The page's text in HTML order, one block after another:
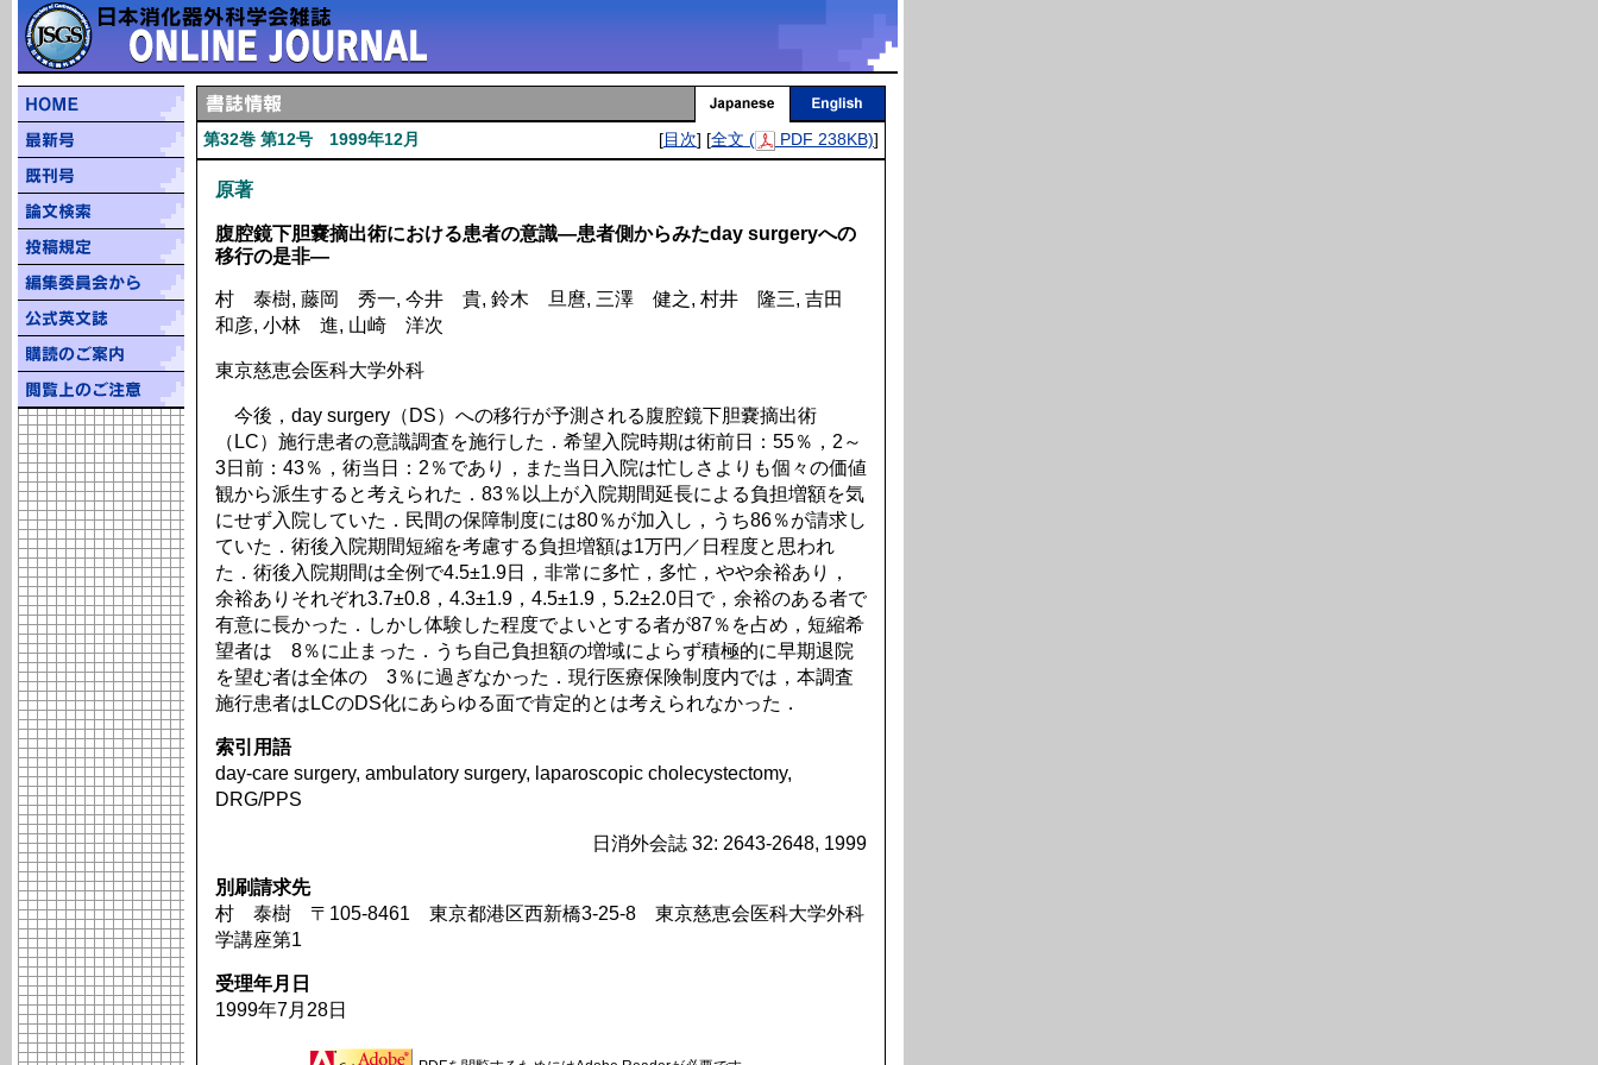
第32巻 第12号 1999年12月 [目次] [全文 ( PDF 238KB)]
原著
腹腔鏡下胆嚢摘出術における患者の意識―患者側からみたday surgeryへの
移行の是非―
村 泰樹, 藤岡 秀一, 今井 貴, 鈴木 旦麿, 三澤 健之, 村井 隆三, 吉田
和彦, 小林 進, 山崎 洋次
東京慈恵会医科大学外科
今後，day surgery（DS）への移行が予測される腹腔鏡下胆嚢摘出術
（LC）施行患者の意識調査を施行した．希望入院時期は術前日：55％，2～
3日前：43％，術当日：2％であり，また当日入院は忙しさよりも個々の価値
観から派生すると考えられた．83％以上が入院期間延長による負担増額を気
にせず入院していた．民間の保障制度には80％が加入し，うち86％が請求し
ていた．術後入院期間短縮を考慮する負担増額は1万円／日程度と思われ
た．術後入院期間は全例で4.5±1.9日，非常に多忙，多忙，やや余裕あり，
余裕ありそれぞれ3.7±0.8，4.3±1.9，4.5±1.9，5.2±2.0日で，余裕のある者で
有意に長かった．しかし体験した程度でよいとする者が87％を占め，短縮希
望者は 8％に止まった．うち自己負担額の増域によらず積極的に早期退院
を望む者は全体の 3％に過ぎなかった．現行医療保険制度内では，本調査
施行患者はLCのDS化にあらゆる面で肯定的とは考えられなかった．
索引用語
day-care surgery, ambulatory surgery, laparoscopic cholecystectomy,
DRG/PPS
日消外会誌 32: 2643-2648, 1999
別刷請求先
村 泰樹 〒105-8461 東京都港区西新橋3-25-8 東京慈恵会医科大学外科
学講座第1
受理年月日
1999年7月28日